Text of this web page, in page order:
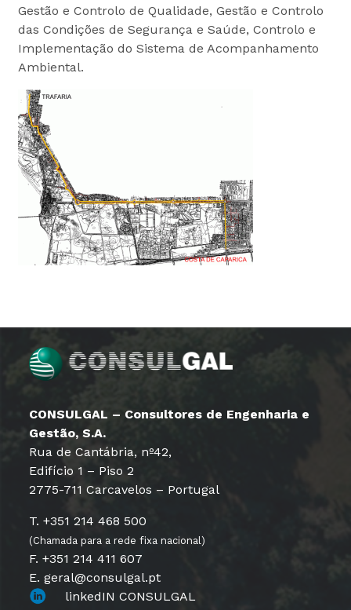
Gestão e Controlo de Qualidade, Gestão e Controlo
das Condições de Segurança e Saúde, Controlo e
Implementação do Sistema de Acompanhamento
Ambiental.
CONSULGAL – Consultores de Engenharia e
Gestão, S.A.
Rua de Cantábria, nº42,
Edifício 1 – Piso 2
2775-711 Carcavelos – Portugal
T. +351 214 468 500
(Chamada para a rede fixa nacional)
F. +351 214 411 607
E. geral@consulgal.pt
linkedIN CONSULGAL